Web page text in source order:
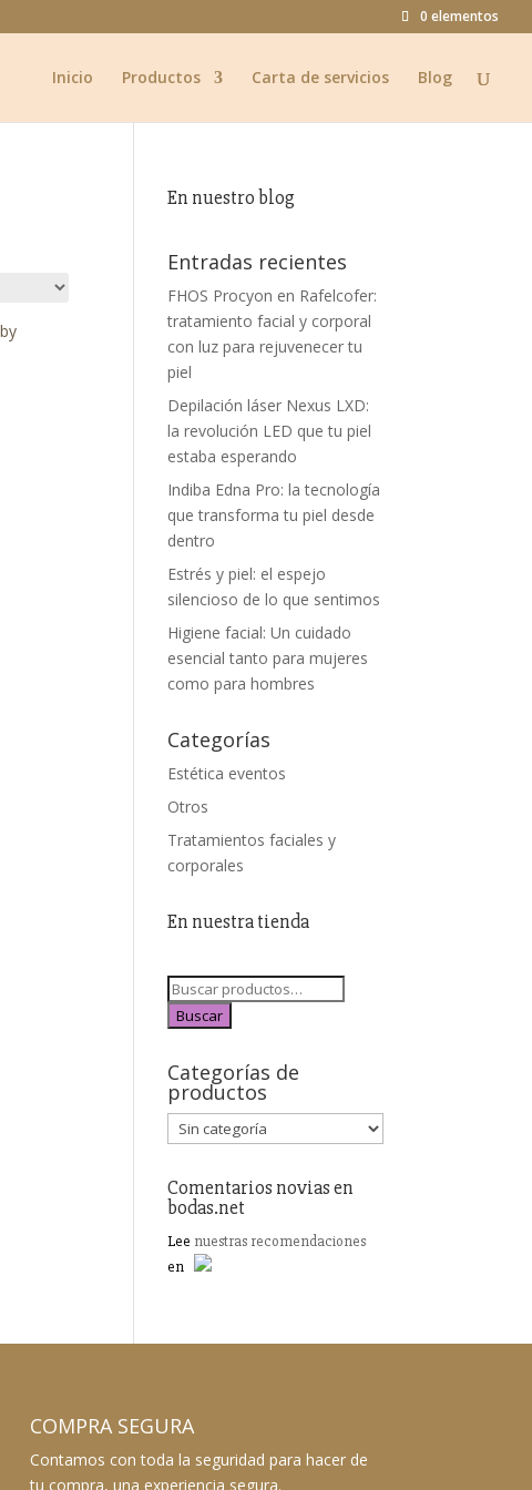
0 elementos
Inicio Productos Carta de servicios Blog
En nuestro blog
Entradas recientes
FHOS Procyon en Rafelcofer:
tratamiento facial y corporal
con luz para rejuvenecer tu
piel
Depilación láser Nexus LXD:
la revolución LED que tu piel
estaba esperando
Indiba Edna Pro: la tecnología
que transforma tu piel desde
dentro
Estrés y piel: el espejo
silencioso de lo que sentimos
Higiene facial: Un cuidado
esencial tanto para mujeres
como para hombres
Categorías
Estética eventos
Otros
Tratamientos faciales y
corporales
En nuestra tienda
Buscar
Categorías de
productos
Comentarios novias en
bodas.net
Lee nuestras recomendaciones
en
COMPRA SEGURA
Contamos con toda la seguridad para hacer de
tu compra, una experiencia segura.